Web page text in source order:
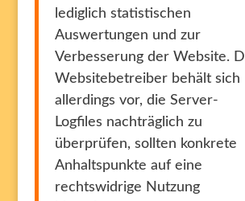
lediglich statistischen
Auswertungen und zur
Verbesserung der Website.
Websitebetreiber behält sich
allerdings vor, die Server-
Logfiles nachträglich zu
überprüfen, sollten konkrete
Anhaltspunkte auf eine
rechtswidrige Nutzung